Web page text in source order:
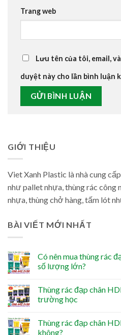
Trang web
Lưu tên của tôi, email,
duyệt này cho lần bình luận
GIỚI THIỆU
Viet Xanh Plastic là nhà cung
như pallet nhựa, thùng rác công
nhựa, thùng chở hàng, tấm lót
BÀI VIẾT MỚI NHẤT
Có nên mua thùng rác
số lượng lớn?
Thùng rác đạp chân
trường học
Thùng rác đạp chân
không?